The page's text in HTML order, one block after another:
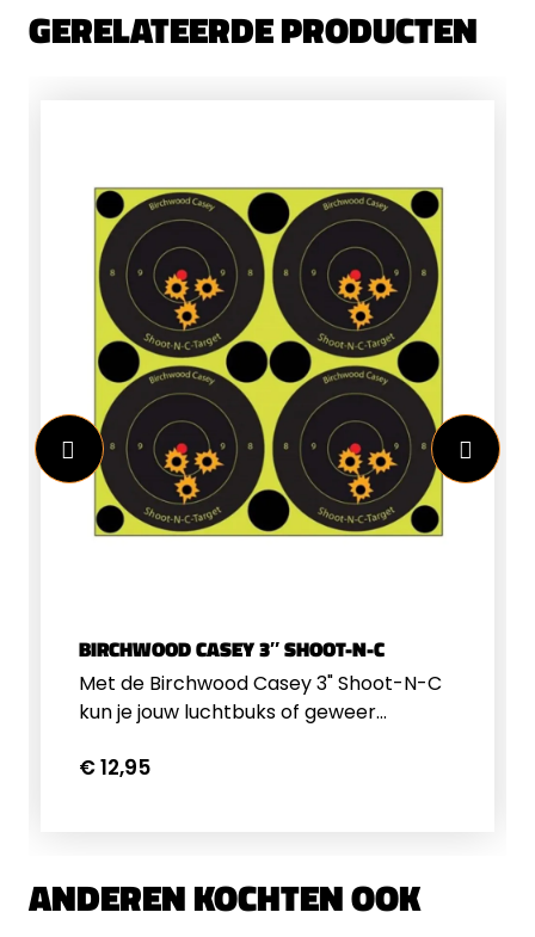
GERELATEERDE PRODUCTEN
BIRCHWOOD CASEY 3″ SHOOT-N-C
Met de Birchwood Casey 3" Shoot-N-C
kun je jouw luchtbuks of geweer
schot plaatst op de sticker kleurt de
manier kun je de richtkijker perfect
afstellen. De reactive targets hebben
€ 12,95
ANDEREN KOCHTEN OOK